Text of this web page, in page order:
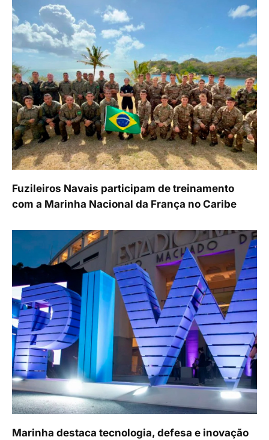
Fuzileiros Navais participam de treinamento
com a Marinha Nacional da França no Caribe
Marinha destaca tecnologia, defesa e inovação